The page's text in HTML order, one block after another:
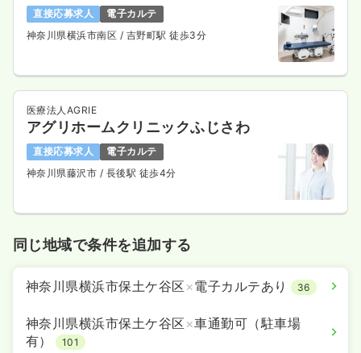
直接応募求人
電子カルテ
神奈川県横浜市南区 / 吉野町駅 徒歩3分
医療法人AGRIE
アグリホームクリニックふじさわ
直接応募求人
電子カルテ
神奈川県藤沢市 / 長後駅 徒歩4分
同じ地域で条件を追加する
神奈川県横浜市保土ケ谷区 ×電子カルテあり 36
神奈川県横浜市保土ケ谷区 ×車通勤可（駐車場
有）
101